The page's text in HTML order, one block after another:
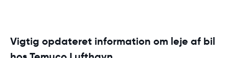
Vigtig opdateret information om leje af bil